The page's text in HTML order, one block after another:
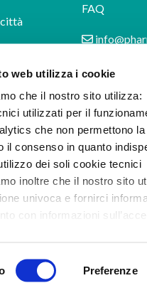
web utilizza i cookie
che il nostro sito utilizza:
utilizzati per il
che non permettono
il consenso in quanto
dei soli cookie tecnici
inoltre che il nostro sito
univoca e fornirci
con informazioni
link
puoi trovare
cookie di profilazione di
Preferenze
FAQ